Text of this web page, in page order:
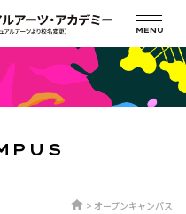
オープンキャンパス